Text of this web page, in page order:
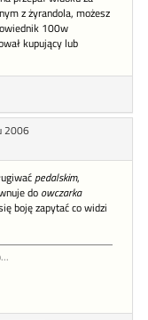
z żyrandola, możesz
100w
kupujący lub
2006
pedalskim,
do owczarka
boję zapytać co widzi